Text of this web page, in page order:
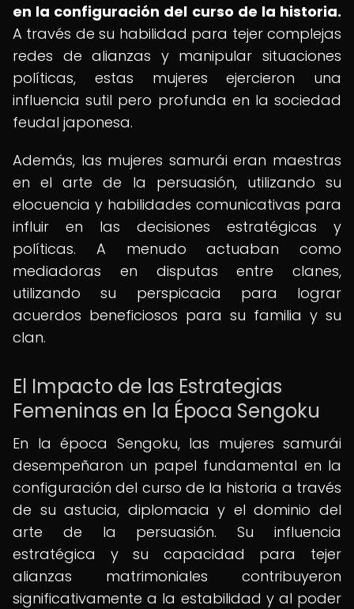
en la configuración del curso de la historia.
A través de su habilidad para tejer complejas
redes de alianzas y manipular situaciones
políticas, estas mujeres ejercieron una
influencia sutil pero profunda en la sociedad
feudal japonesa.
Además, las mujeres samurái eran maestras
en el arte de la persuasión, utilizando su
elocuencia y habilidades comunicativas para
influir en las decisiones estratégicas y
políticas. A menudo actuaban como
mediadoras en disputas entre clanes,
utilizando su perspicacia para lograr
acuerdos beneficiosos para su familia y su
clan.
El Impacto de las Estrategias
Femeninas en la Época Sengoku
En la época Sengoku, las mujeres samurái
desempeñaron un papel fundamental en la
configuración del curso de la historia a través
de su astucia, diplomacia y el dominio del
arte de la persuasión. Su influencia
estratégica y su capacidad para tejer
alianzas matrimoniales contribuyeron
significativamente a la estabilidad y al poder